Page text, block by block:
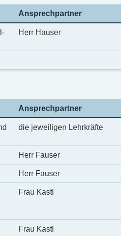
Ansprechpartner
Herr Hauser
Ansprechpartner
die jeweiligen Lehrkräfte
Herr Fauser
Herr Fauser
Frau Kastl
Frau Kastl